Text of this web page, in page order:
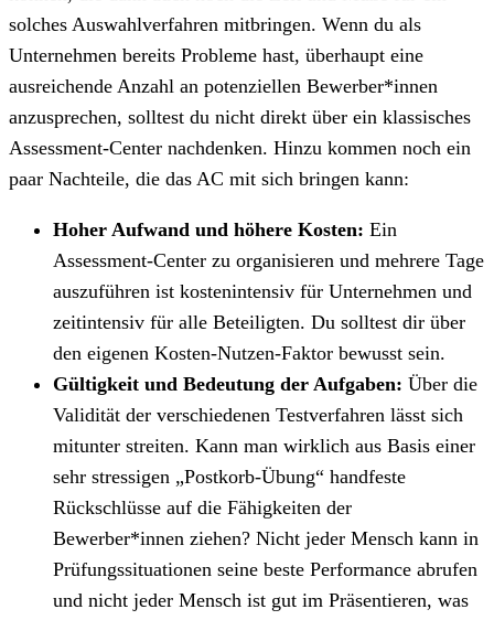
solches Auswahlverfahren mitbringen. Wenn du als
Unternehmen bereits Probleme hast, überhaupt eine
ausreichende Anzahl an potenziellen Bewerber*innen
anzusprechen, solltest du nicht direkt über ein klassisches
Assessment-Center nachdenken. Hinzu kommen noch ein
paar Nachteile, die das AC mit sich bringen kann:
Hoher Aufwand und höhere Kosten: Ein
Assessment-Center zu organisieren und mehrere Tage
auszuführen ist kostenintensiv für Unternehmen und
zeitintensiv für alle Beteiligten. Du solltest dir über
den eigenen Kosten-Nutzen-Faktor bewusst sein.
Gültigkeit und Bedeutung der Aufgaben: Über die
Validität der verschiedenen Testverfahren lässt sich
mitunter streiten. Kann man wirklich aus Basis einer
sehr stressigen „Postkorb-Übung“ handfeste
Rückschlüsse auf die Fähigkeiten der
Bewerber*innen ziehen? Nicht jeder Mensch kann in
Prüfungssituationen seine beste Performance abrufen
und nicht jeder Mensch ist gut im Präsentieren, was